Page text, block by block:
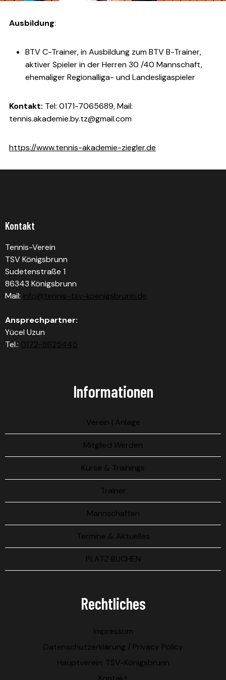
Ausbildung:
BTV C-Trainer, in Ausbildung zum BTV B-Trainer,
aktiver Spieler in der Herren 30 /40 Mannschaft,
ehemaliger Regionalliga- und Landesligaspieler
Kontakt: Tel: 0171-7065689, Mail:
tennis.akademie.by.tz@gmail.com
https://www.tennis-akademie-ziegler.de
Kontakt
Tennis-Verein
TSV Königsbrunn
Sudetenstraße 1
86343 Königsbrunn
Mail: info@tennis-tsv-koenigsbrunn.de
Ansprechpartner:
Yücel Uzun
Tel.: 0172-8625445
Informationen
Verein | Anlage
Mitglied Werden
Kurse & Trainings
Trainer
Mannschaften
Termine & Aktuelles
PLATZ BUCHEN
Rechtliches
Impressum
Datenschutzerklärung / Privacy Policy
Hauptverein: TSV-Königsbrunn